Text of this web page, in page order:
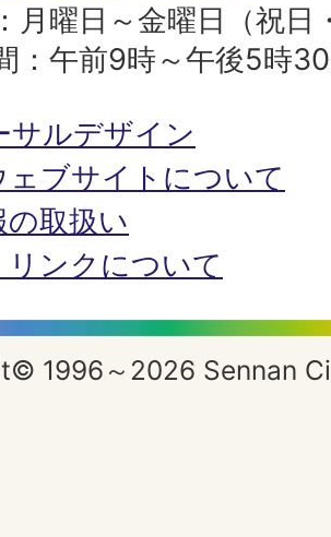
月曜日～金曜日（祝日
：午前9時～午後5時
サルデザイン
ェブサイトについて
取扱い
リンクについて
1996～2026 Sennan